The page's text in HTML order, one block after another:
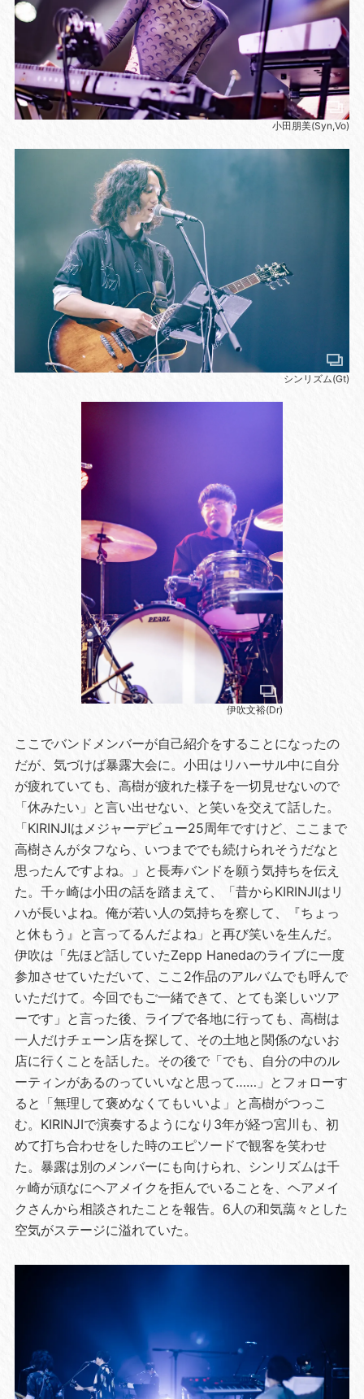
小田朋美(Syn,Vo)
シンリズム(Gt)
伊吹文裕(Dr)
ここでバンドメンバーが自己紹介をすることになったの
だが、気づけば暴露大会に。小田はリハーサル中に自分
が疲れていても、高樹が疲れた様子を一切見せないので
「休みたい」と言い出せない、と笑いを交えて話した。
「KIRINJIはメジャーデビュー25周年ですけど、ここまで
高樹さんがタフなら、いつまででも続けられそうだなと
思ったんですよね。」と長寿バンドを願う気持ちを伝え
た。千ヶ崎は小田の話を踏まえて、「昔からKIRINJIはリ
ハが長いよね。俺が若い人の気持ちを察して、『ちょっ
と休もう』と言ってるんだよね」と再び笑いを生んだ。
伊吹は「先ほど話していたZepp Hanedaのライブに一度
参加させていただいて、ここ2作品のアルバムでも呼んで
いただけて。今回でもご一緒できて、とても楽しいツア
ーです」と言った後、ライブで各地に行っても、高樹は
一人だけチェーン店を探して、その土地と関係のないお
店に行くことを話した。その後で「でも、自分の中のル
ーティンがあるのっていいなと思って……」とフォローす
ると「無理して褒めなくてもいいよ」と高樹がつっこ
む。KIRINJIで演奏するようになり3年が経つ宮川も、初
めて打ち合わせをした時のエピソードで観客を笑わせ
た。暴露は別のメンバーにも向けられ、シンリズムは千
ヶ崎が頑なにヘアメイクを拒んでいることを、ヘアメイ
クさんから相談されたことを報告。6人の和気藹々とした
空気がステージに溢れていた。